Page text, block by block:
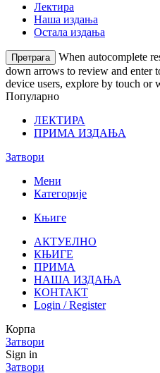
Лектира
Наша издања
Остала издања
Претрага
When autocomplete
down arrows to review and enter
device users, explore by touch or
Популарно
ЛЕКТИРА
ПРИМА ИЗДАЊА
Затвори
Мени
Категорије
Књиге
АКТУЕЛНО
КЊИГЕ
ПРИМА
НАША ИЗДАЊА
КОНТАКТ
Login / Register
Корпа
Затвори
Sign in
Затвори